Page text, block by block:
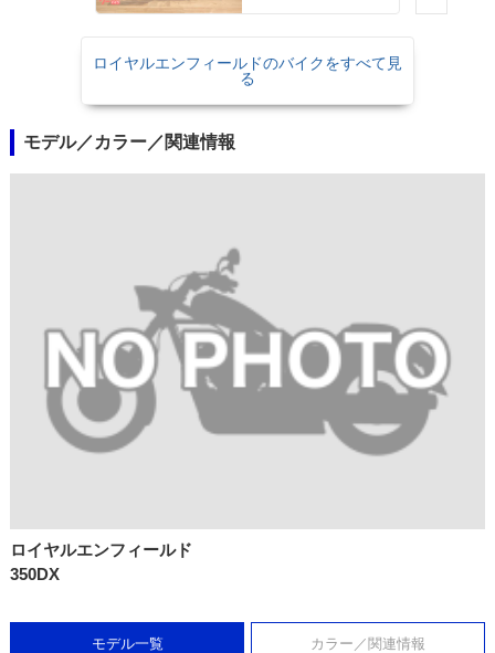
ロイヤルエンフィールドのバイクをすべて見
る
モデル／カラー／関連情報
ロイヤルエンフィールド
350DX
モデル一覧 カラー／関連情報